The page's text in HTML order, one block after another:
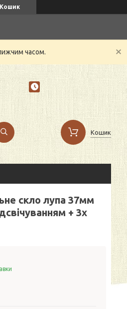
Кошик
часом.
Кошик
скло лупа 37мм
+ 3х